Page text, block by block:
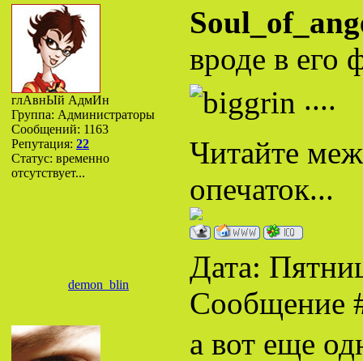
глАвнЫй АдмИн
Группа: Администраторы
Сообщений: 1163
Репутация: 22
Статус: временно
отсутствует...
вроде в его
....
Читайте
опечаток...
demon_blin
Дата:
Сообщение
а вот еще